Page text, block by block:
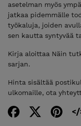
asetelman myös
jatkaa pidemmälle
työkaluja, joiden
sen kautta syntyvää
Kirja aloittaa Näin
sarjan.
Hinta sisältää
ulkomaille, ota